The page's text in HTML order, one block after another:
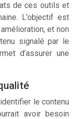
de ces outils et
L’objectif est
et non
signalé par le
d’assurer une
le contenu
avoir besoin